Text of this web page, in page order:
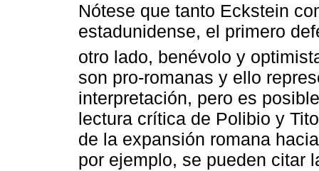
Nótese que tanto Eckstein
estadunidense, el primero
otro lado, benévolo y
son pro-romanas y ello
interpretación, pero es
lectura crítica de Polibio y
de la expansión romana
por ejemplo, se pueden citar